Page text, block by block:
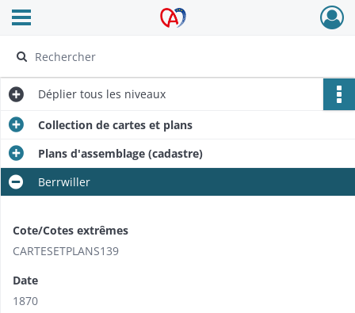
Archives Alsace - Colmar
Ouvrir le menu déroulant
Déplier tous les niveaux
Collection de cartes et plans
Plans d'assemblage (cadastre)
Berrwiller
Cote/Cotes extrêmes
CARTESETPLANS139
Date
1870